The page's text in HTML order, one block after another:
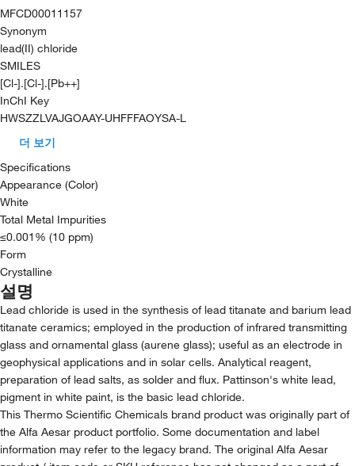
MFCD00011157
Synonym
lead(II) chloride
SMILES
[Cl-].[Cl-].[Pb++]
InChI Key
HWSZZLVAJGOAAY-UHFFFAOYSA-L
더 보기
Specifications
Appearance (Color)
White
Total Metal Impurities
≤0.001% (10 ppm)
Form
Crystalline
설명
Lead chloride is used in the synthesis of lead titanate and barium lead
titanate ceramics; employed in the production of infrared transmitting
glass and ornamental glass (aurene glass); useful as an electrode in
geophysical applications and in solar cells. Analytical reagent,
preparation of lead salts, as solder and flux. Pattinson's white lead,
pigment in white paint, is the basic lead chloride.
This Thermo Scientific Chemicals brand product was originally part of
the Alfa Aesar product portfolio. Some documentation and label
information may refer to the legacy brand. The original Alfa Aesar